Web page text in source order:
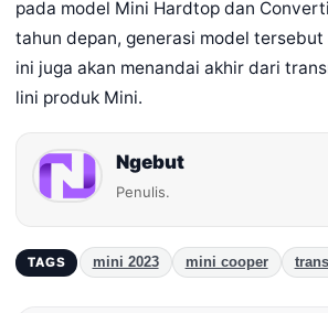
pada model Mini Hardtop dan
tahun depan, generasi model tersebut
ini juga akan menandai akhir dari
lini produk Mini.
Ngebut
Penulis.
TAGS mini 2023 mini cooper